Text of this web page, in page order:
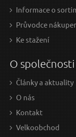
295 Kč / Ks
243.8 Kč bez DPH
Informace o
Průvodce
Ke stažení
O společnosti
Články a aktuality
O nás
Kontakt
Velkoobchod